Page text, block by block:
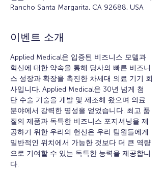
Rancho Santa Margarita, CA 92688, USA
이벤트 소개
Applied Medical은 입증된 비즈니스 모델과
혁신에 대한 약속을 통해 당사의 빠른 비즈니
스 성장과 확장을 촉진한 차세대 의료 기기 회
사입니다. Applied Medical은 30년 넘게 첨
단 수술 기술을 개발 및 제조해 왔으며 의료
분야에서 강력한 명성을 얻었습니다. 최고 품
질의 제품과 독특한 비즈니스 포지셔닝을 제
공하기 위한 우리의 헌신은 우리 팀원들에게
일반적인 위치에서 가능한 것보다 더 큰 역량
으로 기여할 수 있는 독특한 능력을 제공합니
다.